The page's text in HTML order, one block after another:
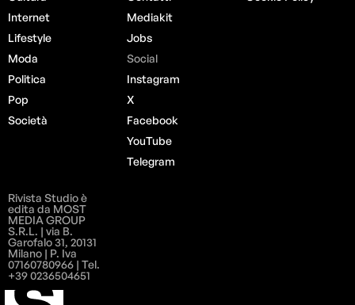
Internet
Lifestyle
Moda
Politica
Pop
Società
Mediakit
Jobs
Social
Instagram
X
Facebook
YouTube
Telegram
Rivista Studio è
edita da MOST
MEDIA GROUP
S.R.L. | via B.
Garofalo 31, 20131
Milano | P. Iva
07160780966 | Tel.
+39 0236504651